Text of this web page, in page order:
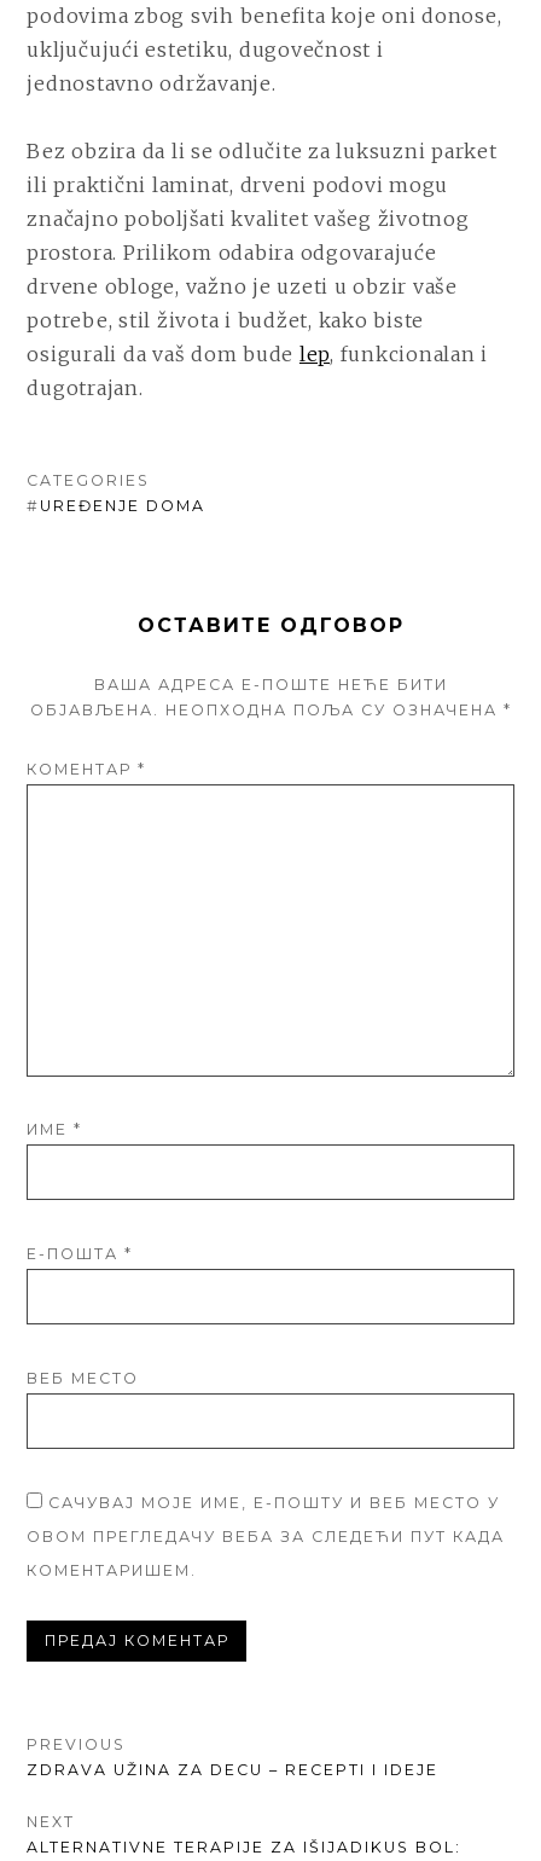
podovima zbog svih benefita koje oni donose,
uključujući estetiku, dugovečnost i
jednostavno održavanje.
Bez obzira da li se odlučite za luksuzni parket
ili praktični laminat, drveni podovi mogu
značajno poboljšati kvalitet vašeg životnog
prostora. Prilikom odabira odgovarajuće
drvene obloge, važno je uzeti u obzir vaše
potrebe, stil života i budžet, kako biste
osigurali da vaš dom bude lep, funkcionalan i
dugotrajan.
CATEGORIES
# UREĐENJE DOMA
ОСТАВИТЕ ОДГОВОР
ВАША АДРЕСА Е-ПОШТЕ НЕЋЕ БИТИ
ОБЈАВЉЕНА. НЕОПХОДНА ПОЉА СУ ОЗНАЧЕНА *
КОМЕНТАР*
ИМЕ*
Е-ПОШТА*
ВЕБ МЕСТО
САЧУВАЈ МОЈЕ ИМЕ, Е-ПОШТУ И ВЕБ МЕСТО У
ОВОМ ПРЕГЛЕДАЧУ ВЕБА ЗА СЛЕДЕЋИ ПУТ КАДА
КОМЕНТАРИШЕМ.
КРЕТАЊЕ
ЧЛАНКА
PREVIOUS
PREVIOUS
ZDRAVA UŽINA ZA DECU – RECEPTI I IDEJE
NEXT
NEXT
ALTERNATIVNE TERAPIJE ZA IŠIJADIKUS BOL: